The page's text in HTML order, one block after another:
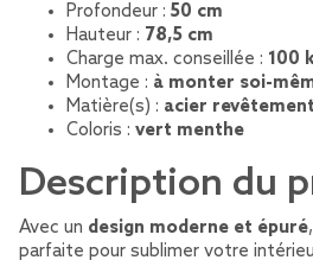
Profondeur : 50 cm
Hauteur : 78,5 cm
Charge max. conseillée : 100
Montage : à monter soi-
Matière(s) : acier
Coloris : vert menthe
Description du
Avec un design moderne et épuré
parfaite pour sublimer votre